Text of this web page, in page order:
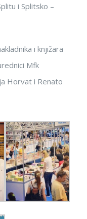
i Splitsko –
i knjižara
Mfk
Horvat i Renato